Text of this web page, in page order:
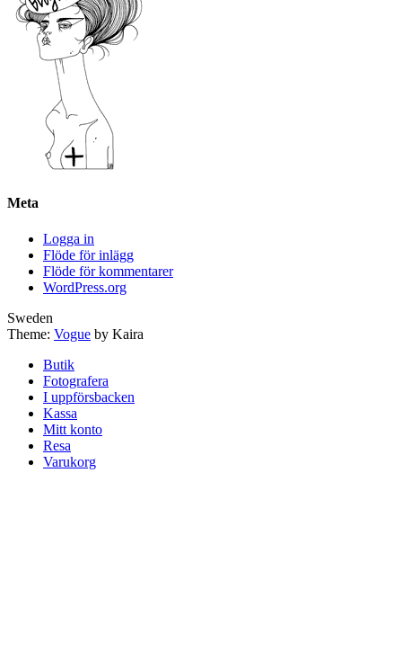
Meta
Logga in
Flöde för inlägg
Flöde för kommentarer
WordPress.org
Sweden
Theme: Vogue by Kaira
Butik
Fotografera
I uppförsbacken
Kassa
Mitt konto
Resa
Varukorg